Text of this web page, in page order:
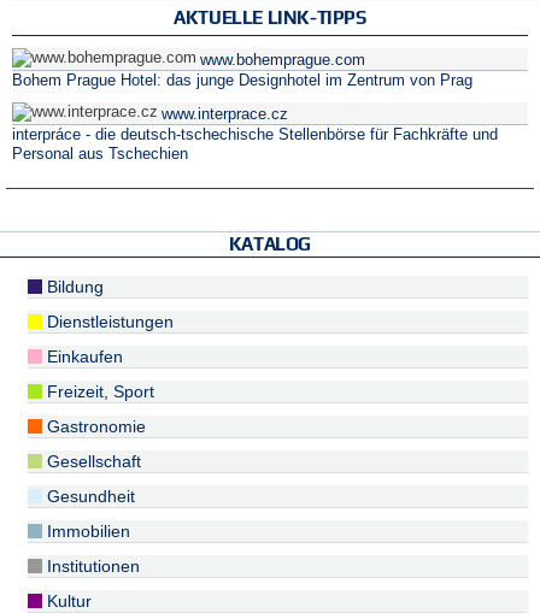
AKTUELLE LINK-TIPPS
www.bohemprague.com
Bohem Prague Hotel: das junge Designhotel im Zentrum von Prag
www.interprace.cz
interpráce - die deutsch-tschechische Stellenbörse für Fachkräfte und
Personal aus Tschechien
KATALOG
Bildung
Dienstleistungen
Einkaufen
Freizeit, Sport
Gastronomie
Gesellschaft
Gesundheit
Immobilien
Institutionen
Kultur